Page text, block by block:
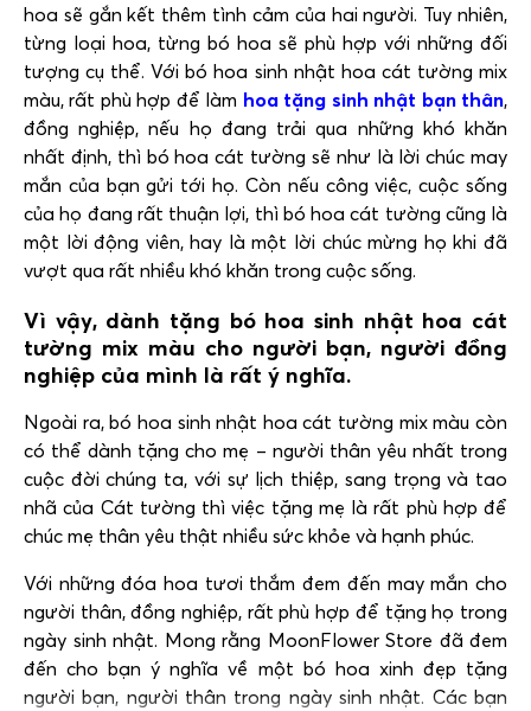
hoa sẽ gắn kết thêm tình cảm của hai người. Tuy nhiên,
từng loại hoa, từng bó hoa sẽ phù hợp với những đối
tượng cụ thể. Với bó hoa sinh nhật hoa cát tường mix
màu, rất phù hợp để làm hoa tặng sinh nhật bạn thân,
đồng nghiệp, nếu họ đang trải qua những khó khăn
nhất định, thì bó hoa cát tường sẽ như là lời chúc may
mắn của bạn gửi tới họ. Còn nếu công việc, cuộc sống
của họ đang rất thuận lợi, thì bó hoa cát tường cũng là
một lời động viên, hay là một lời chúc mừng họ khi đã
vượt qua rất nhiều khó khăn trong cuộc sống.
Vì vậy, dành tặng bó hoa sinh nhật hoa cát
tường mix màu cho người bạn, người đồng
nghiệp của mình là rất ý nghĩa.
Ngoài ra, bó hoa sinh nhật hoa cát tường mix màu còn
có thể dành tặng cho mẹ – người thân yêu nhất trong
cuộc đời chúng ta, với sự lịch thiệp, sang trọng và tao
nhã của Cát tường thì việc tặng mẹ là rất phù hợp để
chúc mẹ thân yêu thật nhiều sức khỏe và hạnh phúc.
Với những đóa hoa tươi thắm đem đến may mắn cho
người thân, đồng nghiệp, rất phù hợp để tặng họ trong
ngày sinh nhật. Mong rằng MoonFlower Store đã đem
đến cho bạn ý nghĩa về một bó hoa xinh đẹp tặng
người bạn, người thân trong ngày sinh nhật. Các bạn